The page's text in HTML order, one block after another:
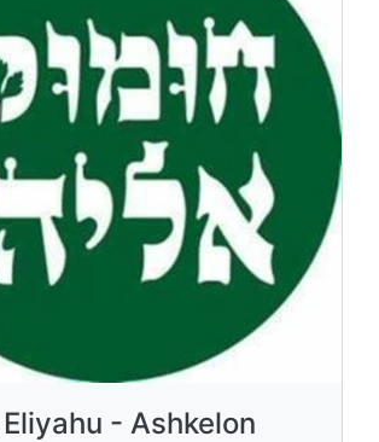
- Ashkelon